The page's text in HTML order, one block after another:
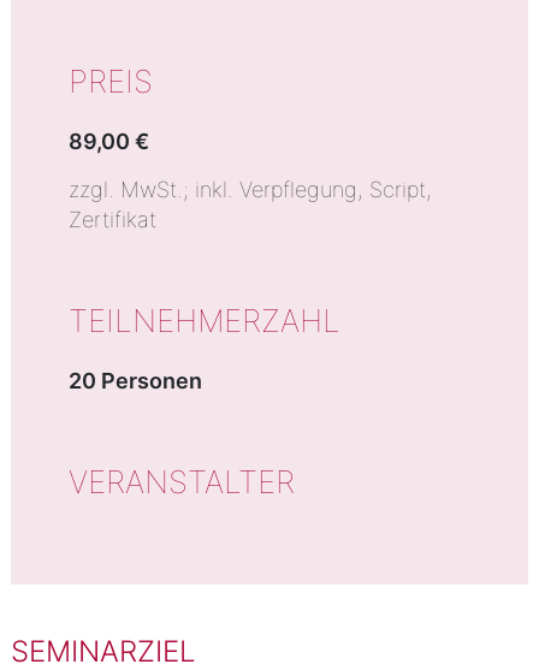
SEMINARZIEL
PREIS
89,00 €
zzgl. MwSt.; inkl. Verpflegung, Script,
Zertifikat
TEILNEHMERZAHL
20 Personen
VERANSTALTER